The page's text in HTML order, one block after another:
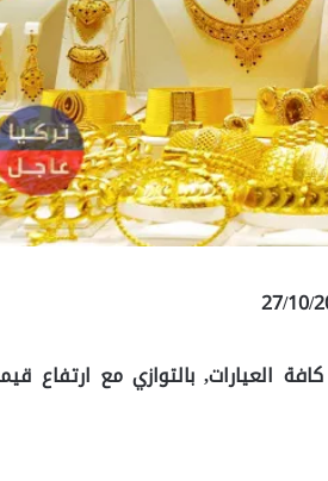
العيارات, بالتوازي مع ارتفاع